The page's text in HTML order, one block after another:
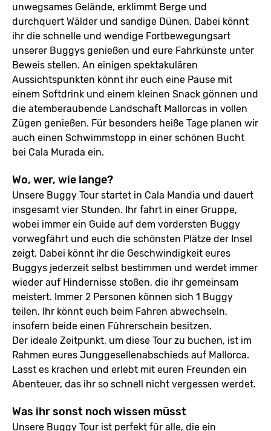
unwegsames Gelände, erklimmt Berge und
durchquert Wälder und sandige Dünen. Dabei könnt
ihr die schnelle und wendige Fortbewegungsart
unserer Buggys genießen und eure Fahrkünste unter
Beweis stellen. An einigen spektakulären
Aussichtspunkten könnt ihr euch eine Pause mit
einem Softdrink und einem kleinen Snack gönnen und
die atemberaubende Landschaft Mallorcas in vollen
Zügen genießen. Für besonders heiße Tage planen wir
auch einen Schwimmstopp in einer schönen Bucht
bei Cala Murada ein.
Wo, wer, wie lange?
Unsere Buggy Tour startet in Cala Mandia und dauert
insgesamt vier Stunden. Ihr fahrt in einer Gruppe,
wobei immer ein Guide auf dem vordersten Buggy
vorwegfährt und euch die schönsten Plätze der Insel
zeigt. Dabei könnt ihr die Geschwindigkeit eures
Buggys jederzeit selbst bestimmen und werdet immer
wieder auf Hindernisse stoßen, die ihr gemeinsam
meistert. Immer 2 Personen können sich 1 Buggy
teilen. Ihr könnt euch beim Fahren abwechseln,
insofern beide einen Führerschein besitzen.
Der ideale Zeitpunkt, um diese Tour zu buchen, ist im
Rahmen eures Junggesellenabschieds auf Mallorca.
Lasst es krachen und erlebt mit euren Freunden ein
Abenteuer, das ihr so schnell nicht vergessen werdet.
Was ihr sonst noch wissen müsst
Unsere Buggy Tour ist perfekt für alle, die ein